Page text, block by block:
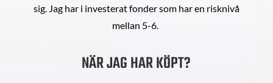
sig. Jag har i investerat fonder som har en risknivå
mellan 5-6.
NÄR JAG HAR KÖPT?